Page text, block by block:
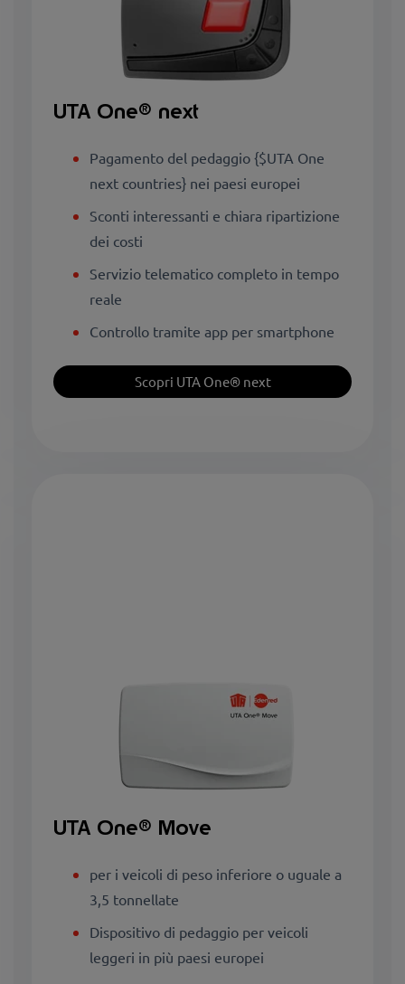
UTA One® next
Pagamento del pedaggio {$UTA One
next countries} nei paesi europei
Sconti interessanti e chiara ripartizione
dei costi
Servizio telematico completo in tempo
reale
Controllo tramite app per smartphone
Scopri UTA One® next
UTA One® Move
per i veicoli di peso inferiore o uguale a
3,5 tonnellate
Dispositivo di pedaggio per veicoli
leggeri in più paesi europei